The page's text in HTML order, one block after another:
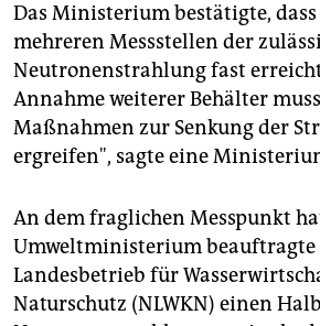
Das Ministerium bestätigte,
mehreren Messstellen der
Neutronenstrahlung fast
Annahme weiterer Behälter
Maßnahmen zur Senkung der
ergreifen", sagte eine
An dem fraglichen Messpunkt
Umweltministerium beauftragte
Landesbetrieb für
Naturschutz (NLWKN) einen